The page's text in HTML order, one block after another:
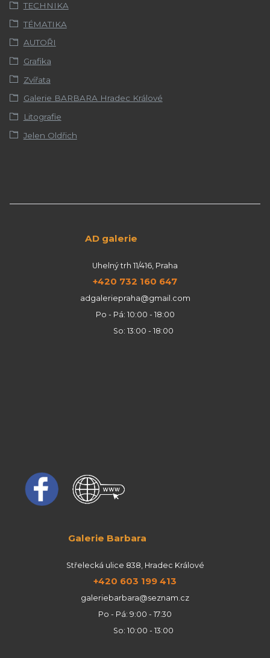
TECHNIKA
TÉMATIKA
AUTOŘI
Grafika
Zvířata
Galerie BARBARA Hradec Králové
Litografie
Jelen Oldřich
AD galerie
Uhelný trh 11/416, Praha
+420 732 160 647
adgaleriepraha@gmail.com
Po - Pá: 10:00 - 18:00
So: 13:00 - 18:00
Galerie Barbara
Střelecká ulice 838, Hradec Králové
+420 603 199 413
galeriebarbara@seznam.cz
Po - Pá: 9:00 - 17:30
So: 10:00 - 13:00